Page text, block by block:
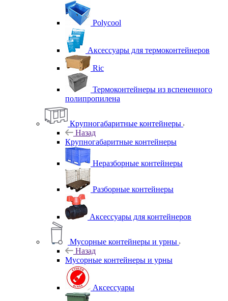
Polycool
Аксессуары для термоконтейнеров
Ric
Термоконтейнеры из вспененного
полипропилена
Крупногабаритные контейнеры
Назад
Крупногабаритные контейнеры
Неразборные контейнеры
Разборные контейнеры
Аксессуары для контейнеров
Мусорные контейнеры и урны
Назад
Мусорные контейнеры и урны
Аксессуары